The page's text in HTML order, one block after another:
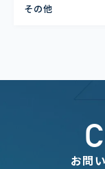
その他
お問